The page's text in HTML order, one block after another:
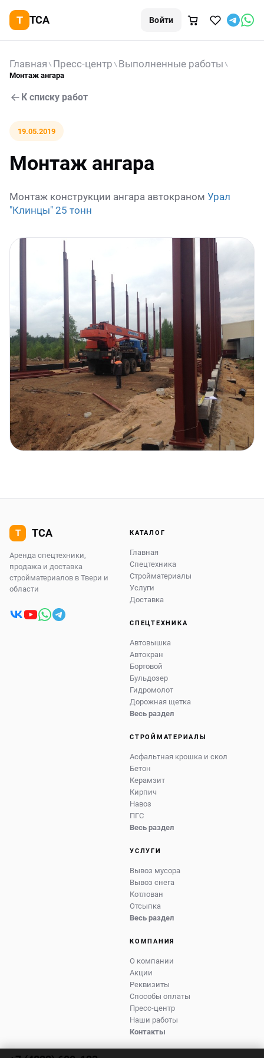
TCA Войти
Главная Пресс-центр Выполненные работы
Монтаж ангара
К списку работ
19.05.2019
Монтаж ангара
Монтаж конструкции ангара автокраном Урал
"Клинцы" 25 тонн
Аренда спецтехники,
продажа и доставка
стройматериалов в Твери и
области
КАТАЛОГ
Главная
Спецтехника
Стройматериалы
Услуги
Доставка
СПЕЦТЕХНИКА
Автовышка
Автокран
Бортовой
Бульдозер
Гидромолот
Дорожная щетка
Весь раздел
СТРОЙМАТЕРИАЛЫ
Асфальтная крошка и скол
Бетон
Керамзит
Кирпич
Навоз
ПГС
Весь раздел
УСЛУГИ
Вывоз мусора
Вывоз снега
Котлован
Отсыпка
Весь раздел
КОМПАНИЯ
О компании
Акции
Реквизиты
Способы оплаты
Пресс-центр
Наши работы
Контакты